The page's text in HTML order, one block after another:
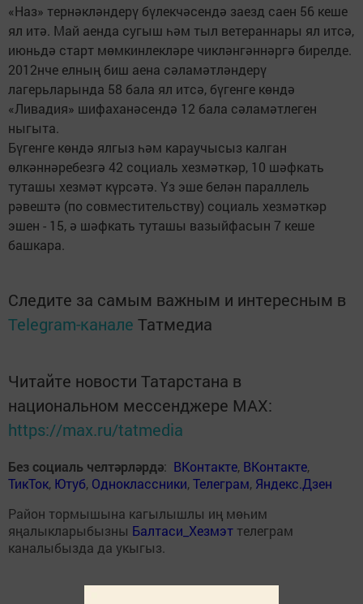
«Наз» тернәкләндерү бүлекчәсендә заезд саен 56 кеше
ял итә. Май аенда сугыш һәм тыл ветераннары ял итсә,
июньдә старт мөмкинлекләре чикләнгәннәргә бирелде.
2012нче елның биш аена сәламәтләндерү
лагерьларында 58 бала ял итсә, бүгенге көндә
«Ливадия» шифаханәсендә 12 бала сәламәтлеген
ныгыта.
Бүгенге көндә ялгыз һәм караучысыз калган
өлкәннәребезгә 42 социаль хезмәткәр, 10 шәфкать
туташы хезмәт күрсәтә. Үз эше белән параллель
рәвештә (по совместительству) социаль хезмәткәр
эшен - 15, ә шәфкать туташы вазыйфасын 7 кеше
башкара.
Следите за самым важным и интересным в
Telegram-канале Татмедиа
Читайте новости Татарстана в
национальном мессенджере MАХ:
https://max.ru/tatmedia
Без социаль челтәрләрдә: ВКонтакте, ВКонтакте,
ТикТок, Ютуб, Одноклассники,Телеграм, Яндекс.Дзен
Район тормышына кагылышлы иң мөһим
яңалыкларыбызны Балтаси_Хезмэт телеграм
каналыбызда да укыгыз.